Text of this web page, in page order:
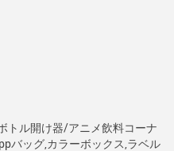
トル開け器/アニメ飲料コーナ
バッグ,カラーボックス,ラベル